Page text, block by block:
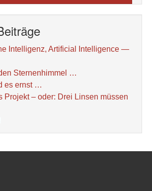
Intelligenz, Artificial Intelligence —
Sternenhimmel …
es ernst …
Projekt – oder: Drei Linsen müssen